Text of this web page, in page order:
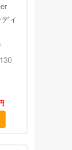
ィ